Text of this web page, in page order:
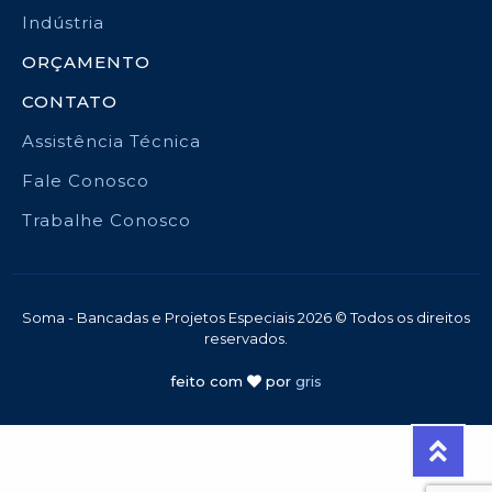
Indústria
ORÇAMENTO
CONTATO
Assistência Técnica
Fale Conosco
Trabalhe Conosco
Soma - Bancadas e Projetos Especiais 2026 © Todos os direitos
reservados.
feito com por gris